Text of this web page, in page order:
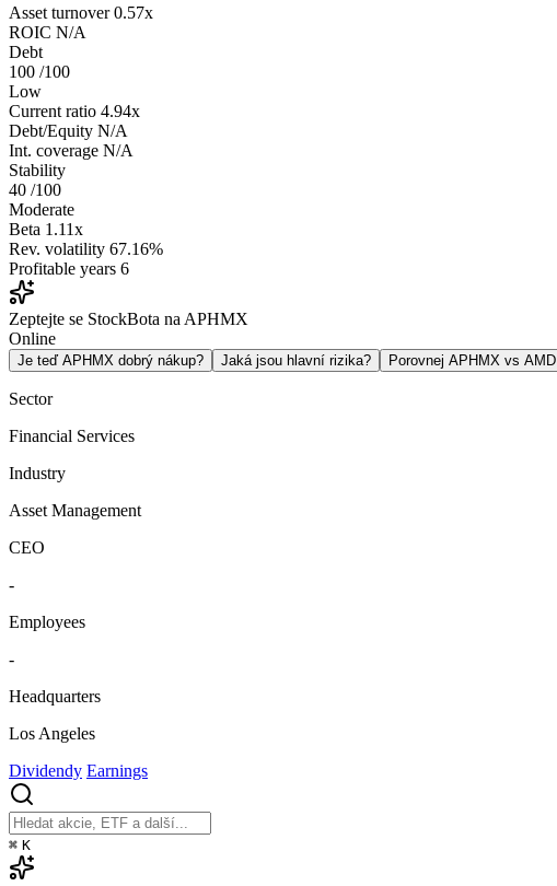
Asset turnover 0.57x
ROIC N/A
Debt
100 /100
Low
Current ratio 4.94x
Debt/Equity N/A
Int. coverage N/A
Stability
40 /100
Moderate
Beta 1.11x
Rev. volatility 67.16%
Profitable years 6
Zeptejte se StockBota na APHMX
Online
Je teď APHMX dobrý nákup? Jaká jsou hlavní rizika? Porovnej APHMX vs AMD
Sector
Financial Services
Industry
Asset Management
CEO
-
Employees
-
Headquarters
Los Angeles
Dividendy Earnings
⌘ K